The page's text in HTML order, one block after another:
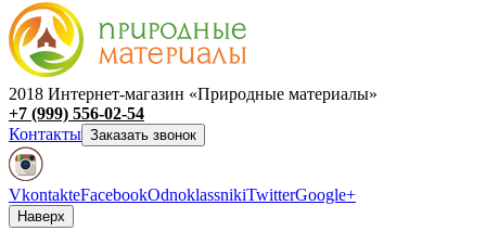
2018 Интернет-магазин «Природные материалы»
+7 (999) 556-02-54
Контакты Заказать звонок
VkontakteFacebookOdnoklassnikiTwitterGoogle+
Наверх